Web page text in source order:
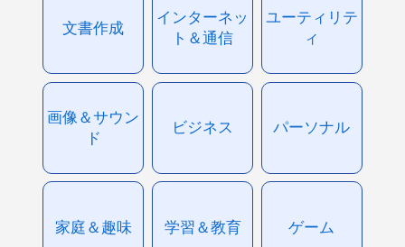
文書作成
インターネッ
ト＆通信
ユーティリテ
ィ
画像＆サウン
ド
ビジネス パーソナル
家庭＆趣味 学習＆教育 ゲーム